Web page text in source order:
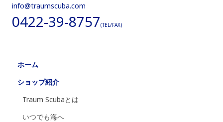
info@traumscuba.com
0422-39-8757(TEL/FAX)
ホーム
ショップ紹介
Traum Scubaとは
いつでも海へ